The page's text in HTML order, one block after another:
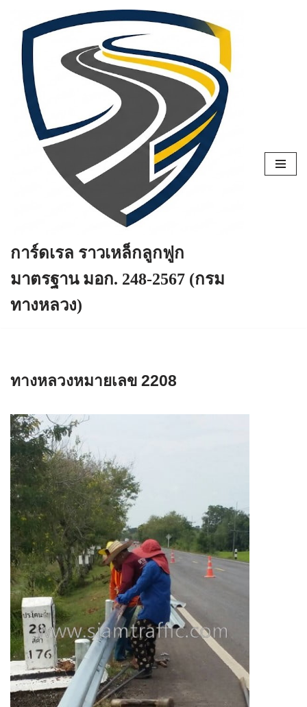
Skip
content
การ์ดเรล ราวเหล็กลูกฟูก
มาตรฐาน มอก. 248-2567 (กรม
ทางหลวง)
ทางหลวงหมายเลข 2208